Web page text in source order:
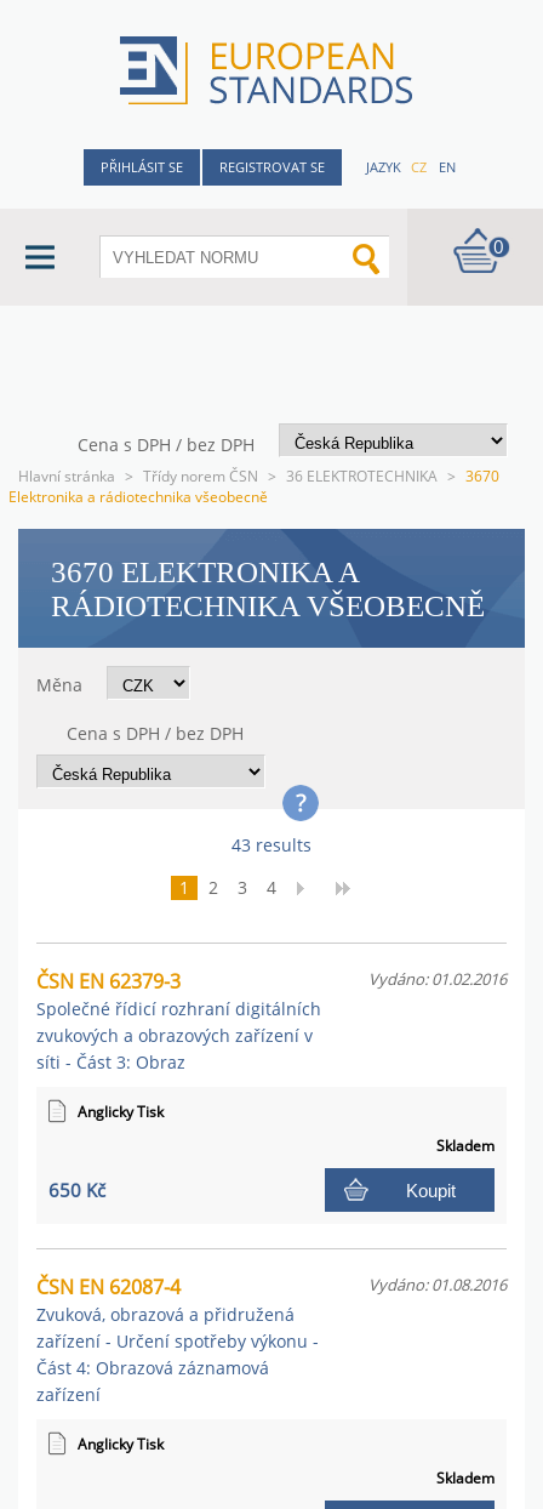
PŘIHLÁSIT SE REGISTROVAT SE JAZYK CZ EN
0
Cena s DPH / bez DPH
Hlavní stránka > Třídy norem ČSN > 36 ELEKTROTECHNIKA > 3670
Elektronika a rádiotechnika všeobecně
3670 ELEKTRONIKA A
RÁDIOTECHNIKA VŠEOBECNĚ
Měna
Cena s DPH / bez DPH
43 results
1
2 3 4
ČSN EN 62379-3
Společné řídicí rozhraní digitálních
zvukových a obrazových zařízení v
síti - Část 3: Obraz
Vydáno: 01.02.2016
Anglicky Tisk
Skladem
650 Kč Koupit
ČSN EN 62087-4
Zvuková, obrazová a přidružená
zařízení - Určení spotřeby výkonu -
Část 4: Obrazová záznamová
zařízení
Vydáno: 01.08.2016
Anglicky Tisk
Skladem